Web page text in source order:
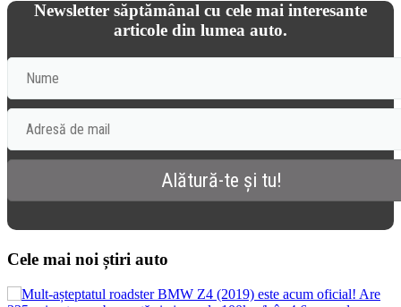
Newsletter săptămânal cu cele mai interesante
articole din lumea auto.
Cele mai noi știri auto